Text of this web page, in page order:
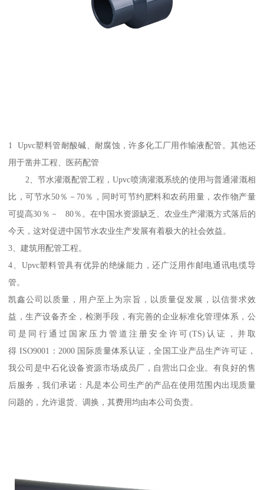
1 Upvc塑料管耐酸碱、耐腐蚀，许多化工厂用作输液配管。其他还
用于凿井工程、医药配管
2、节水灌溉配管工程，Upvc喷滴灌溉系统的使用与普通灌溉相
比，可节水50％－70％，同时可节约肥料和农药用量，农作物产量
可提高30％－ 80％。在中国水资源缺乏、农业生产灌溉方式落后的
今天，这对促进中国节水农业生产发展有着极大的社会效益。
3、建筑用配管工程。
4、Upvc塑料管具有优异的绝缘能力，还广泛用作邮电通讯电缆导
管。
凯鑫公司以质量，用户至上为宗旨，以质量促发展，以信誉求效
益，生产设备齐全，检测手段，有完善的企业标准化管理体系，公
司是同行通过国家压力管道注册安全许可(TS)认证，并取
得 ISO9001：2000 国际质量体系认证，全国工业产品生产许可证，
我公司是中石化设备资源市场成员厂，自营出口企业。有良好的售
后服务，我们承诺：凡是本公司生产的产品在使用范围内出现质量
问题的，允许退货、调换，其费用均由本公司负责。